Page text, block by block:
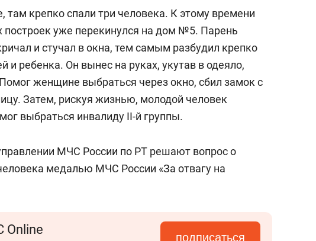
там крепко спали три человека. К этому времени
построек уже перекинулся на дом №5. Парень
и стучал в окна, тем самым разбудил крепко
ребенка. Он вынес на руках, укутав в одеяло,
женщине выбраться через окно, сбил замок с
Затем, рискуя жизнью, молодой человек
выбраться инвалиду II-й группы.
МЧС России по РТ решают вопрос о
медалью МЧС России «За отвагу на
Online
подписаться